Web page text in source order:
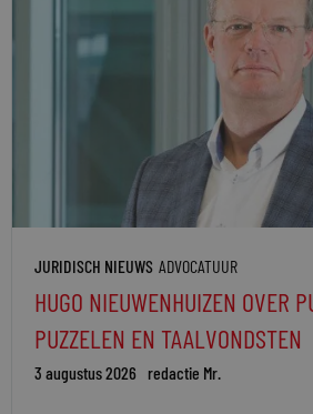
JURIDISCH NIEUWS ADVOCATUUR
HUGO NIEUWENHUIZEN OVER
PUZZELEN EN TAALVONDSTEN
3 augustus 2026 redactie Mr.